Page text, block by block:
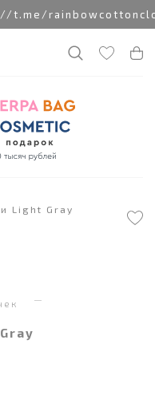
t.me/